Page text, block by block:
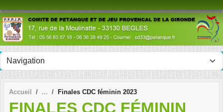
Accueil Finales CDC féminin 2023
FINALES CDC FÉMININ